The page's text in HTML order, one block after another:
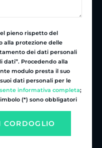
pieno rispetto del
alla protezione delle
dei dati personali
dati”. Procedendo alla
modulo presta il suo
dati personali per le
informativa completa;
(*) sono obbligatori